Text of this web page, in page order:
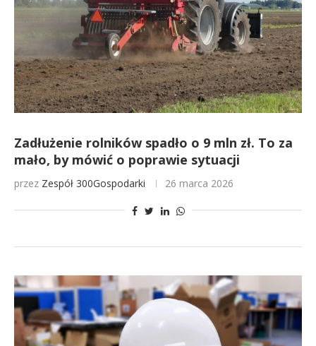
Zadłużenie rolników spadło o 9 mln zł. To za
mało, by mówić o poprawie sytuacji
przez Zespół 300Gospodarki 26 marca 2026